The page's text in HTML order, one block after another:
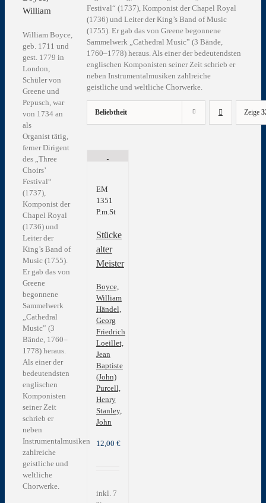
Festival“ (1737), Komponist der Chapel Royal
(1736) und Leiter der King’s Band of Music
(1755). Er gab das von Greene begonnene
Sammelwerk „Cathedral Music‟ (3 Bände,
1760–1778) heraus. Als einer der bedeutendsten
englischen Komponisten seiner Zeit schrieb er
neben Instrumentalmusiken zahlreiche
geistliche und weltliche Chorwerke.
Beliebtheit Zeige
EM
1351
P.m.St
Stücke
alter
Meister
Boyce,
William
Händel,
Georg
Friedrich
Loeillet,
Jean
Baptiste
(John)
Purcell,
Henry
Stanley,
John
12,00 €
inkl. 7
William
William Boyce,
geb. 1711 und
gest. 1779 in
London,
Schüler von
Greene und
Pepusch, war
von 1734 an
als
Organist tätig,
ferner Dirigent
des „Three
Choirs’
Festival“
(1737),
Komponist der
Chapel Royal
(1736) und
Leiter der
King’s Band of
Music (1755).
Er gab das von
Greene
begonnene
Sammelwerk
„Cathedral
Music‟ (3
Bände, 1760–
1778) heraus.
Als einer der
bedeutendsten
englischen
Komponisten
seiner Zeit
schrieb er
neben
Instrumentalmusiken
zahlreiche
geistliche und
weltliche
Chorwerke.